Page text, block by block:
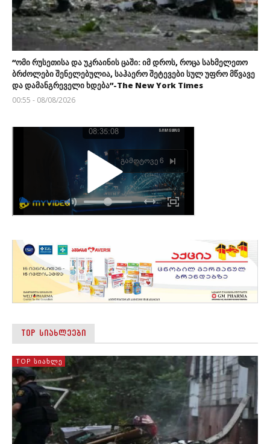
“ომი რუსეთისა და უკრაინის ცაში: იმ დროს, როცა სახმელეთო
ბრძოლები შენელებულია, საჰაერო შეტევები სულ უფრო მწვავე
და დამანგრეველი ხდება”-The New York Times
00:55 - 08/08/2026
TOP ᲡᲘᲐᲮᲚᲔᲔᲑᲘ
TOP ᲡᲘᲐᲮᲚᲔ